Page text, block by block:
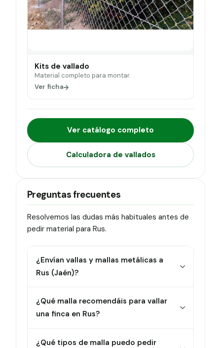
Kits de vallado
Material completo para montar.
Ver ficha
Ver catálogo completo
Calculadora de vallados
Preguntas frecuentes
Resolvemos las dudas más habituales antes de
pedir material para Rus.
¿Envían vallas y mallas metálicas a
Rus (Jaén)?
¿Qué malla recomendáis para vallar
una finca en Rus?
¿Qué tipos de malla puedo pedir